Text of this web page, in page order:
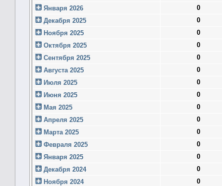
Января 2026
0
Декабря 2025
0
Ноября 2025
0
Октября 2025
0
Сентября 2025
0
Августа 2025
0
Июля 2025
0
Июня 2025
0
Мая 2025
0
Апреля 2025
0
Марта 2025
0
Февраля 2025
0
Января 2025
0
Декабря 2024
0
Ноября 2024
0